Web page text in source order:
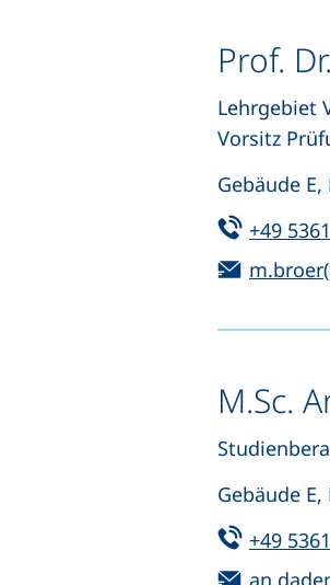
Prof.
Lehrgebiet
Vorsitz
Gebäude
Tel:
+49
E-Mail:
M.Sc.
Gebäude
Tel:
+49
E-Mail: